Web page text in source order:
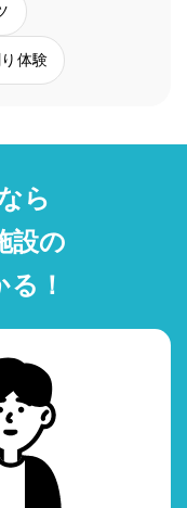
体験
ら
設の
！